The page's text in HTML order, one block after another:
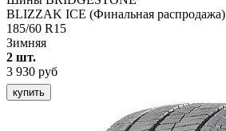
BLIZZAK ICE (Финальная распродажа)
185/60 R15
Зимняя
2 шт.
3 930 руб
купить